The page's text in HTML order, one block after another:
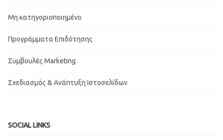
Μη κατηγοριοποιημένο
Προγράμματα Επιδότησης
Συμβουλές Marketing
Σχεδιασμός & Ανάπτυξη Ιστοσελίδων
SOCIAL LINKS